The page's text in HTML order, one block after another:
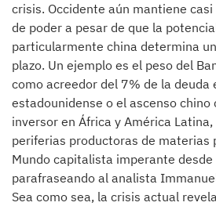
crisis. Occidente aún mantiene
de poder a pesar de que la
particularmente china determina
plazo. Un ejemplo es el peso del
como acreedor del 7% de la deuda
estadounidense o el ascenso
inversor en África y América
periferias productoras de materias
Mundo capitalista imperante desde
parafraseando al analista
Sea como sea, la crisis actual